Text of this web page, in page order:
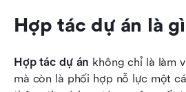
Hợp tác dự án là
Hợp tác dự án không chỉ là làm
mà còn là phối hợp nỗ lực một